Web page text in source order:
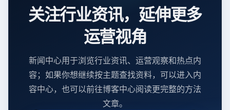
关注行业资讯，延伸更多
运营视角
新闻中心用于浏览行业资讯、运营观察和热点内
容；如果你想继续按主题查找资料，可以进入内
容中心，也可以前往博客中心阅读更完整的方法
文章。